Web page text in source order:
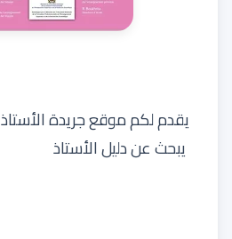
يقدم لكمموقع جريدة الأستاذ